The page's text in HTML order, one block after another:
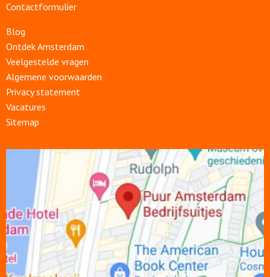
Contactformulier
Blog
Ontdek Amsterdam
Veelgestelde vragen
Algemene voorwaarden
Privacy statement
Vacatures
Sitemap